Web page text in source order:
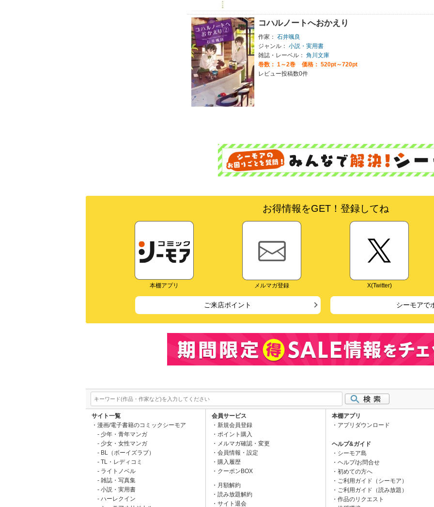
コハルノートへおかえり
作家： 石井颯良
ジャンル： 小説・実用書
雑誌・レーベル： 角川文庫
巻数： 1～2巻
価格： 520pt～720pt
レビュー投稿数0件
お得情報をGET！登録してね
本棚アプリ メルマガ登録 X(Twitter)
ご来店ポイント シーモアで
サイト一覧
漫画/電子書籍のコミックシーモア
少年・青年マンガ
少女・女性マンガ
BL（ボーイズラブ）
TL・レディコミ
ライトノベル
雑誌・写真集
小説・実用書
ハーレクイン
会員サービス
新規会員登録
ポイント購入
メルマガ確認・変更
会員情報・設定
購入履歴
クーポンBOX
月額解約
読み放題解約
サイト退会
本棚アプリ
アプリダウンロード
ヘルプ&ガイド
シーモア島
ヘルプ/お問合せ
初めての方へ
ご利用ガイド（シーモア）
ご利用ガイド（読み放題）
作品のリクエスト